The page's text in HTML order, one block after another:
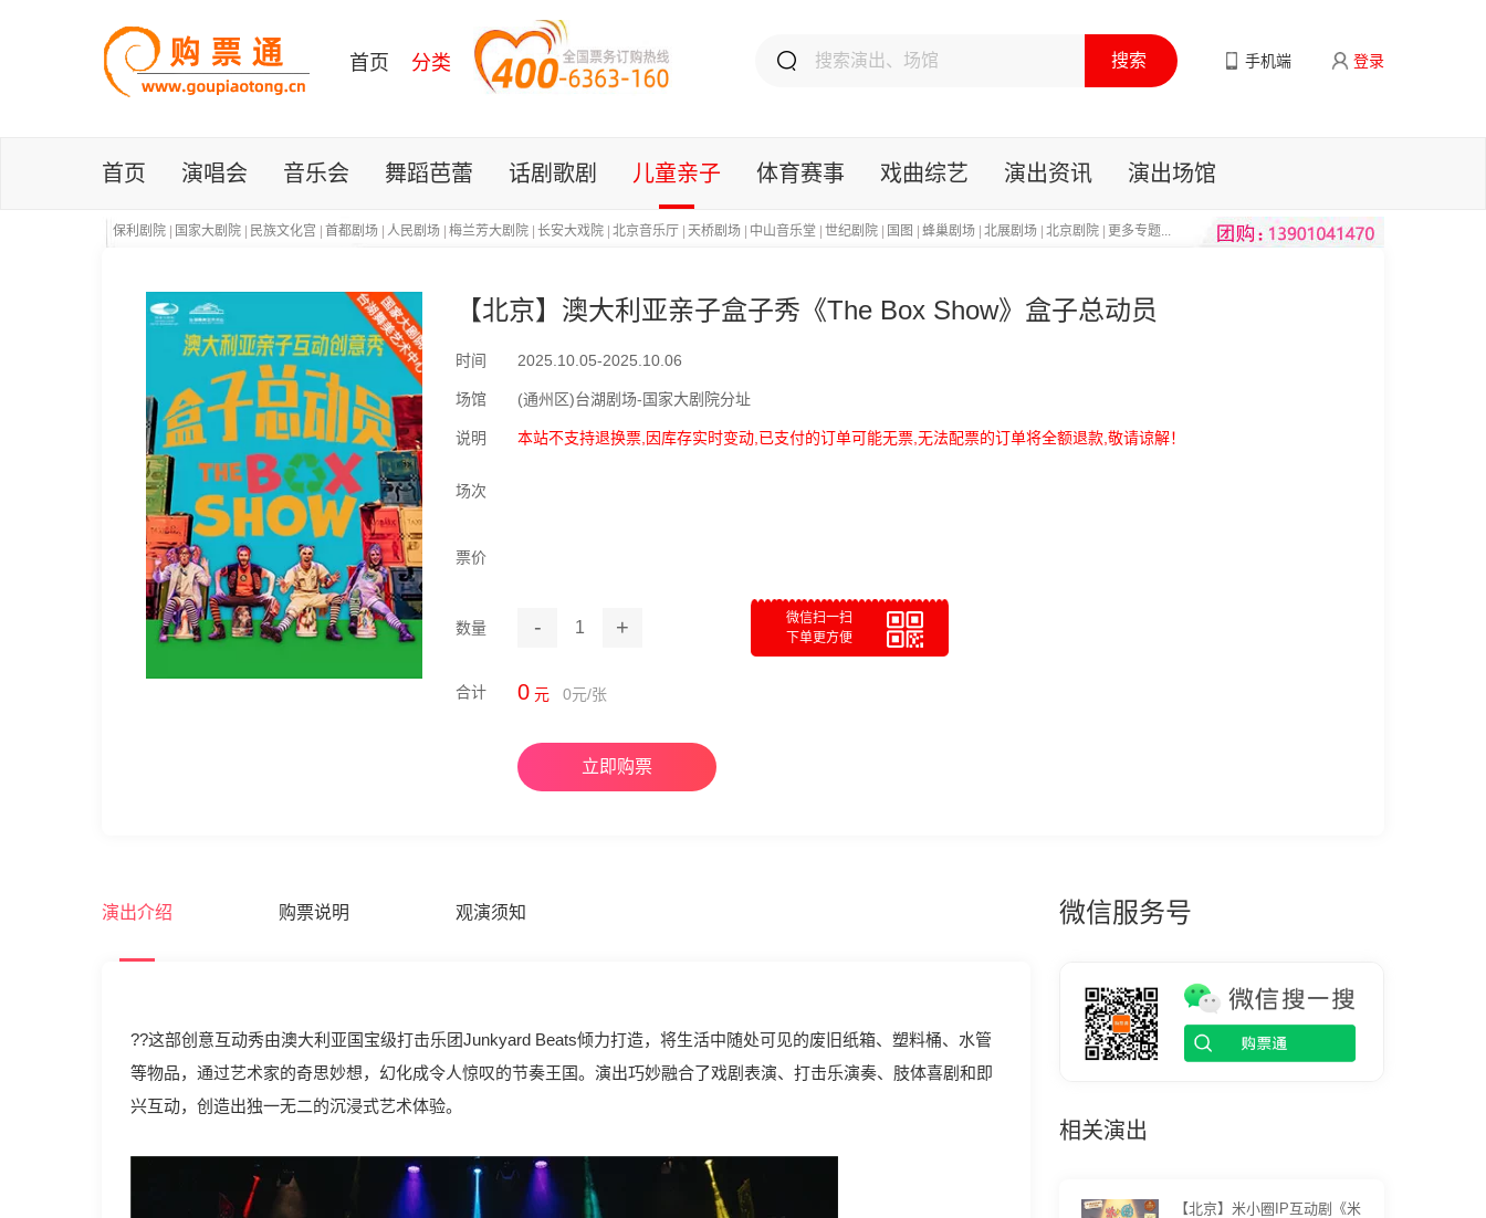
首页 分类 手机端 登录
首页 演唱会 音乐会 舞蹈芭蕾 话剧歌剧 儿童亲子 体育赛事 戏曲综艺 演出资讯 演出场馆
保利剧院 国家大剧院 民族文化宫 首都剧场 人民剧场 梅兰芳大剧院 长安大戏院 北京音乐厅 天桥剧场 中山音乐堂 世纪剧院 国图 蜂巢剧场 北展剧场 北京剧院 更多专题...
【北京】澳大利亚亲子盒子秀《The Box Show》盒子总动员
时间 2025.10.05-2025.10.06
场馆 (通州区)台湖剧场-国家大剧院分址
说明 本站不支持退换票,因库存实时变动,已支付的订单可能无票,无法配票的订单将全额退款,敬请谅解！
场次
票价
数量 - 1 +
微信扫一扫
下单更方便
合计 0 元 0元/张
立即购票
演出介绍 购票说明 观演须知
??这部创意互动秀由澳大利亚国宝级打击乐团Junkyard Beats倾力打造，将生活中随处可见的废旧纸箱、塑料桶、水管
等物品，通过艺术家的奇思妙想，幻化成令人惊叹的节奏王国。演出巧妙融合了戏剧表演、打击乐演奏、肢体喜剧和即
兴互动，创造出独一无二的沉浸式艺术体验。
微信服务号
相关演出
【北京】米小圈IP互动剧《米